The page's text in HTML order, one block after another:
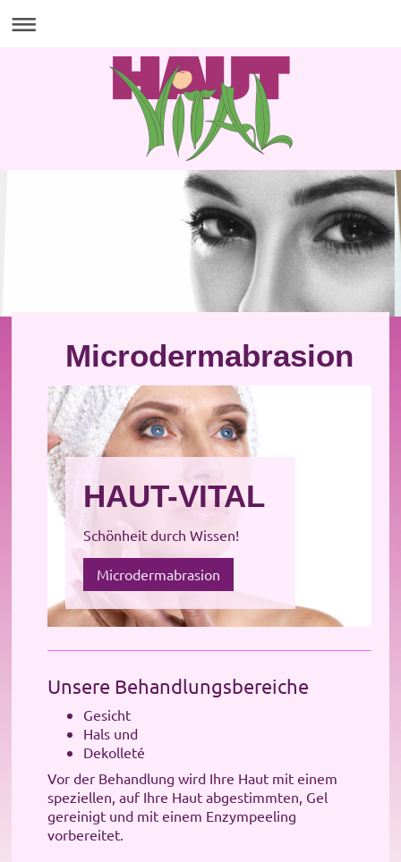
Microdermabrasion
HAUT-VITAL
Schönheit durch Wissen!
Microdermabrasion
Unsere Behandlungsbereiche
Gesicht
Hals und
Dekolleté
Vor der Behandlung wird Ihre Haut miteinem
speziellen, auf Ihre Haut abgestimmten, Gel
gereinigt und mit einem Enzympeeling
vorbereitet.